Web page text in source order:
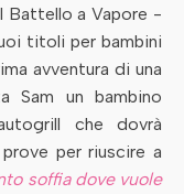
Battello a Vapore -
titoli per bambini
avventura di una
Sam un bambino
che dovrà
per riuscire a
soffia dove vuole